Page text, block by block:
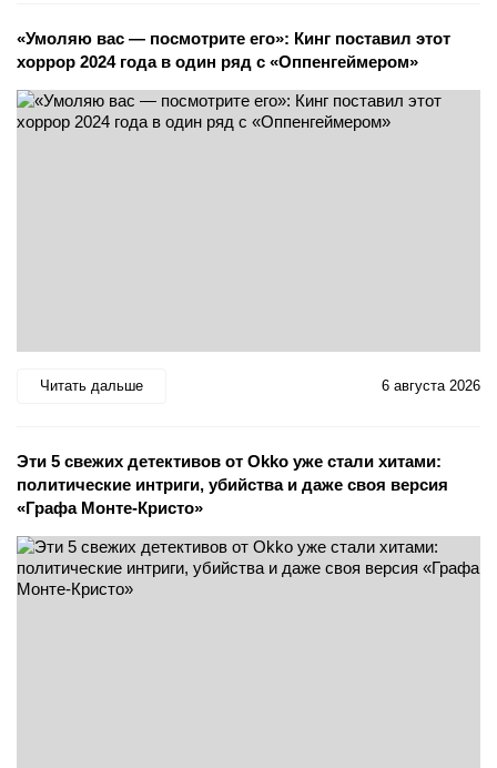
«Умоляю вас — посмотрите его»: Кинг поставил этот
хоррор 2024 года в один ряд с «Оппенгеймером»
Читать дальше 6 августа 2026
Эти 5 свежих детективов от Okko уже стали хитами:
политические интриги, убийства и даже своя версия
«Графа Монте-Кристо»